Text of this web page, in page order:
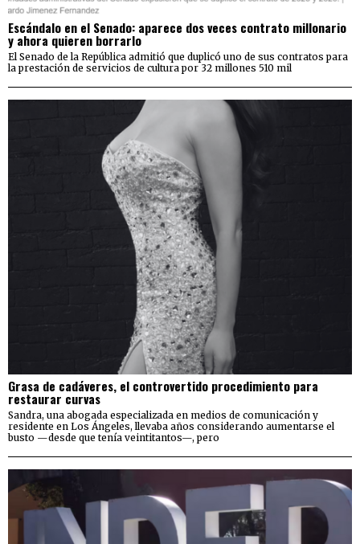
Escándalo en el Senado: aparece dos veces contrato millonario
y ahora quieren borrarlo
El Senado de la República admitió que duplicó uno de sus contratos para
la prestación de servicios de cultura por 32 millones 510 mil
Grasa de cadáveres, el controvertido procedimiento para
restaurar curvas
Sandra, una abogada especializada en medios de comunicación y
residente en Los Ángeles, llevaba años considerando aumentarse el
busto —desde que tenía veintitantos—, pero